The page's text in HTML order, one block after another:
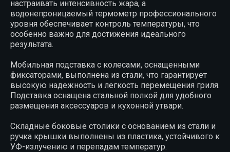
настраивать интенсивность жара, а
водонепроницаемый термометр профессионального
уровня обеспечивает контроль температуры, что
особенно важно для достижения идеального
результата.
Мобильная подставка с колесами, оснащенными
фиксаторами, выполнена из стали, что гарантирует
высокую надежность и легкость перемещения гриля.
Подставка оснащена стальной полкой для удобного
размещения аксессуаров и кухонной утвари.
Складные боковые столики с основанием из стали и
ручка крышки выполнены из пластика, устойчивого к
УФ-излучению и перепадам температур.